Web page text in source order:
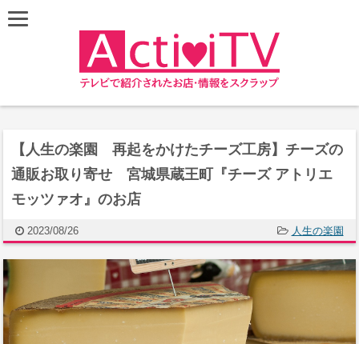
【人生の楽園 再起をかけたチーズ工房】チーズの
通販お取り寄せ 宮城県蔵王町『チーズ アトリエ
モッツァオ』のお店
2023/08/26 人生の楽園